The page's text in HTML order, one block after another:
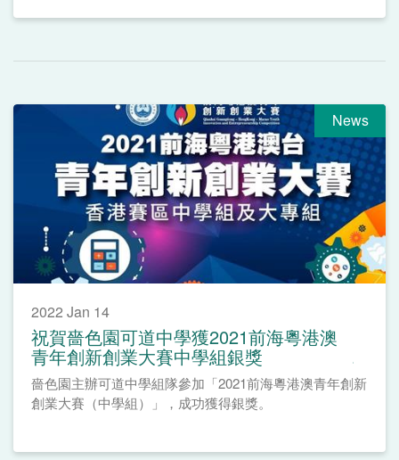
News
2022 Jan 14
祝賀嗇色園可道中學獲2021前海粵港澳
青年創新創業大賽中學組銀獎
嗇色園主辦可道中學組隊參加「2021前海粵港澳青年創新
創業大賽（中學組）」，成功獲得銀獎。